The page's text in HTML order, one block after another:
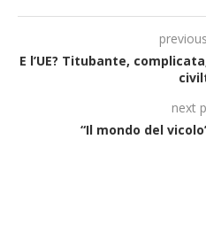
E l’UE? Titubante,
next
“Il mondo del